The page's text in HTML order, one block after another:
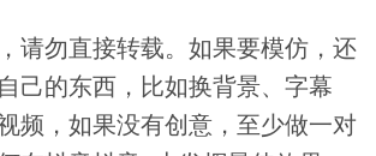
请勿直接转载。如果要模仿，还
己的东西，比如换背景、字幕
频，如果没有创意，至少做一对